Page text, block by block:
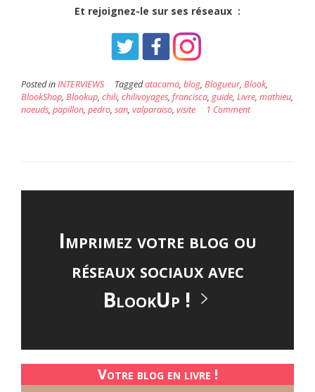
Et rejoignez-le sur ses réseaux :
Posted inINTERVIEWS Taggedatacama, blog, Blogueur, Blook,
BlookShop, Blookup, chili, chilivoyages, francisca, guide, Livre, mathieu,
noeuds, papillon, pedro, san, valparaiso, visite 1 Comment
Imprimez votre blog ou
réseaux sociaux avec
BlookUp !
Votre blog en livre !